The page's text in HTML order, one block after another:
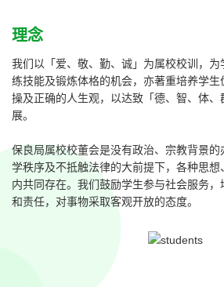
理念
我们以「爱、敬、勤、诚」为属校校训，
练技能及锻炼体格的机会，亦著重培养学
操及正确的人生观，以达致「德、智、体
展。
保良局属校校董会是没有政治、宗教背景
学秩序及不抵触法律的大前提下，各种思
内共同存在。我们鼓励学生参与社会服务
和责任，对事物采取客观开放的态度。